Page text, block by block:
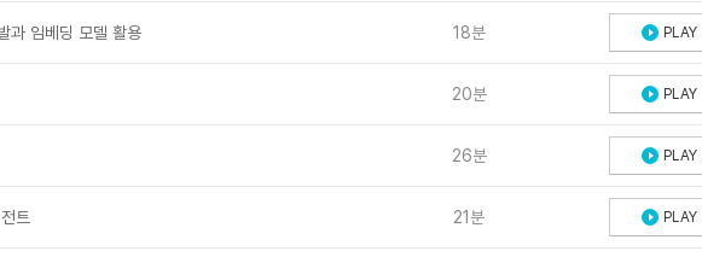
과 임베딩 모델 활용 18분 PLAY
20분 PLAY
26분 PLAY
트 21분 PLAY